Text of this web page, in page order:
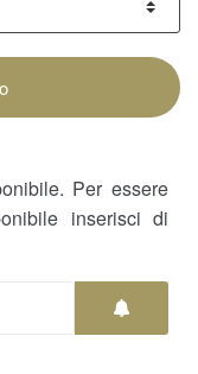
Per essere
inserisci di